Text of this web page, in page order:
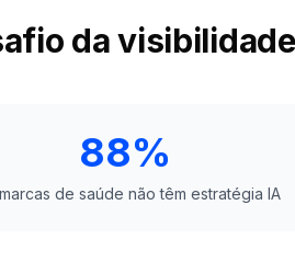
da
88%
de saúde não têm estratégia IA